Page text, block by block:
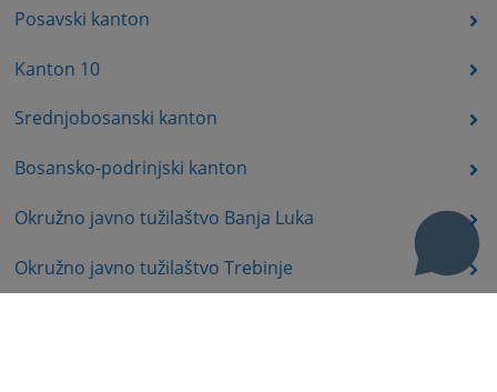
Posavski kanton
Kanton 10
Srednjobosanski kanton
Bosansko-podrinjski kanton
Okružno javno tužilaštvo Banja Luka
Okružno javno tužilaštvo Trebinje